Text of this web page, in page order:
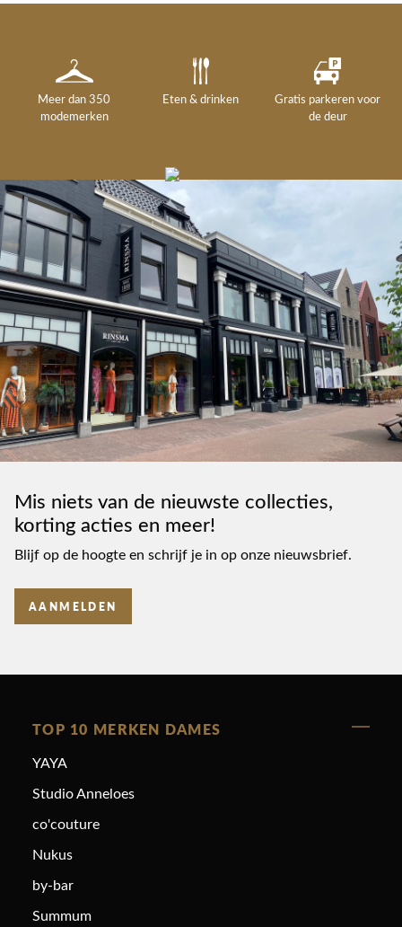
Meer dan 350
modemerken
Eten & drinken
Gratis parkeren voor
de deur
drankje
Gratis retourneren in
de winkel
Deskundig
kledingadvies
Mis niets van de nieuwste collecties,
korting acties en meer!
Blijf op de hoogte en schrijf je in op onze nieuwsbrief.
AANMELDEN
TOP 10 MERKEN DAMES
YAYA
Studio Anneloes
co'couture
Nukus
by-bar
Summum